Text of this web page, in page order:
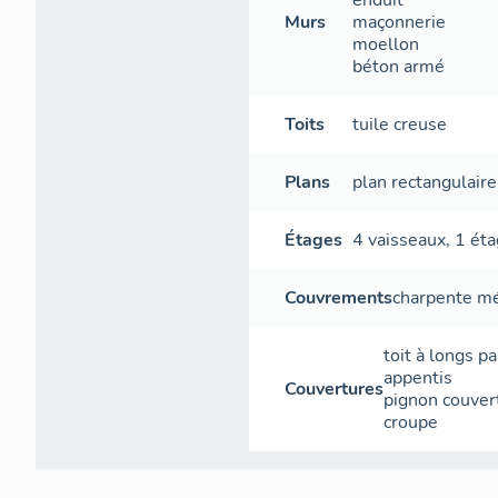
Murs
maçonnerie
moellon
béton armé
Toits tuile creuse
Plans plan
Étages 4 vaisseaux, 1
Couvrementscharpente
Couvertures
toit à longs
appentis
pignon
croupe